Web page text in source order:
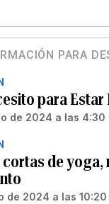
PARA
para
de 2024 a las 4:30
de
de 2024 a las 10:20